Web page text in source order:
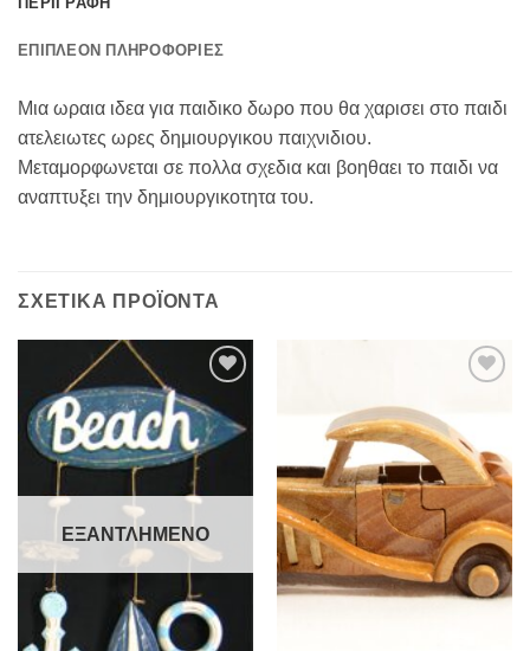
ΕΠΙΠΛΈΟΝ ΠΛΗΡΟΦΟΡΊΕΣ
Μια ωραια ιδεα για παιδικο δωρο που θα χαρισει στο παιδι
ατελειωτες ωρες δημιουργικου παιχνιδιου.
Μεταμορφωνεται σε πολλα σχεδια και βοηθαει το παιδι να
αναπτυξει την δημιουργικοτητα του.
ΣΧΕΤΙΚΆ ΠΡΟΪΌΝΤΑ
Add to
Wishlist
ΕΞΑΝΤΛΗΜΈΝΟ